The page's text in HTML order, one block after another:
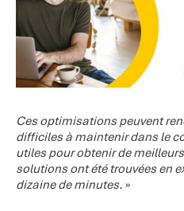
Ces optimisations peuvent
difficiles à maintenir dans le
utiles pour obtenir de
solutions ont été trouvées en
dizaine de minutes. »